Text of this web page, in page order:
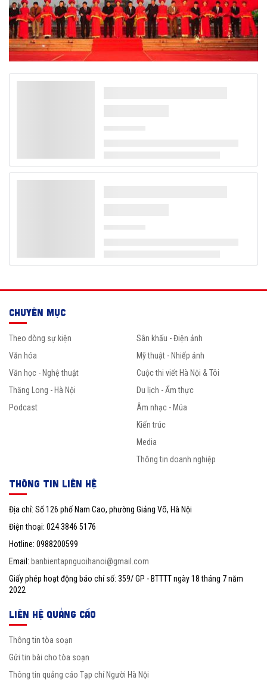
CHUYÊN MỤC
Theo dòng sự kiện
Văn hóa
Văn học - Nghệ thuật
Thăng Long - Hà Nội
Podcast
Sân khấu - Điện ảnh
Mỹ thuật - Nhiếp ảnh
Cuộc thi viết Hà Nội & Tôi
Du lịch - Ẩm thực
Âm nhạc - Múa
Kiến trúc
Media
Thông tin doanh nghiệp
THÔNG TIN LIÊN HỆ
Địa chỉ: Số 126 phố Nam Cao, phường Giảng Võ, Hà Nội
Điện thoại: 024 3846 5176
Hotline: 0988200599
Email: banbientapnguoihanoi@gmail.com
Giấy phép hoạt động báo chí số: 359/ GP - BTTTT ngày 18 tháng 7 năm
2022
LIÊN HỆ QUẢNG CÁO
Thông tin tòa soạn
Gửi tin bài cho tòa soạn
Thông tin quảng cáo Tạp chí Người Hà Nội